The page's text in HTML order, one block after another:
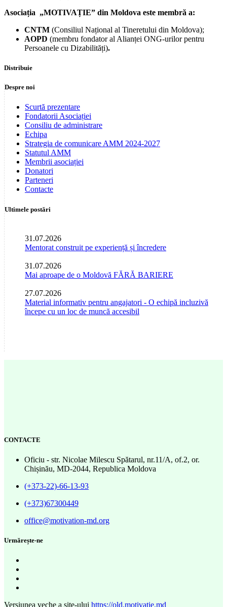
Asociația „MOTIVAȚIE” din Moldova este membră a:
CNTM (Consiliul Național al Tineretului din Moldova);
AOPD (membru fondator al Alianței ONG-urilor pentru
Persoanele cu Dizabilități).
Distribuie
Despre noi
Scurtă prezentare
Fondatorii Asociației
Consiliu de administrare
Echipa
Strategia de comunicare AMM 2024-2027
Statutul AMM
Membrii asociației
Donatori
Parteneri
Contacte
Ultimele postări
31.07.2026
Mentorat construit pe experiență și încredere
31.07.2026
Mai aproape de o Moldovă FĂRĂ BARIERE
27.07.2026
Material informativ pentru angajatori - O echipă incluzivă
începe cu un loc de muncă accesibil
CONTACTE
Oficiu - str. Nicolae Milescu Spătarul, nr.11/A, of.2, or.
Chișinău, MD-2044, Republica Moldova
(+373-22)-66-13-93
(+373)67300449
office@motivation-md.org
Urmărește-ne
Versiunea veche a site-ului https://old.motivatie.md